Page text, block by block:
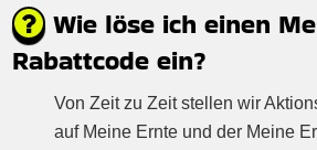
Wie löse ich einen
Rabattcode ein?
Von Zeit zu Zeit stellen wir
auf Meine Ernte und der Meine